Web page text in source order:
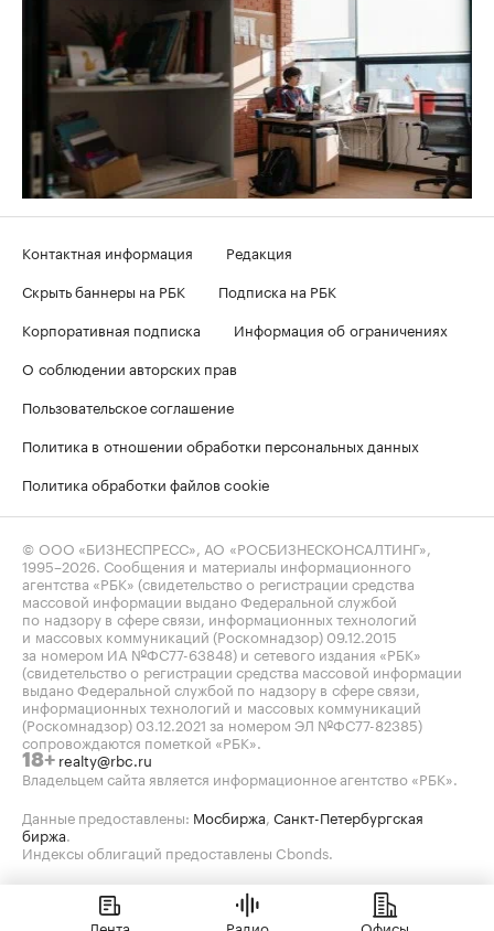
Контактная информация
Редакция
Скрыть баннеры на РБК
Подписка на РБК
Корпоративная подписка
Информация об ограничениях
О соблюдении авторских прав
Пользовательское соглашение
Политика в отношении обработки персональных данных
Политика обработки файлов cookie
© ООО «БИЗНЕСПРЕСС», АО «РОСБИЗНЕСКОНСАЛТИНГ»,
1995–2026 . Сообщения и материалы информационного
агентства «РБК» (свидетельство о регистрации средства
массовой информации выдано Федеральной службой
по надзору в сфере связи, информационных технологий
и массовых коммуникаций (Роскомнадзор) 09.12.2015
за номером ИА №ФС77-63848) и сетевого издания «РБК»
(свидетельство о регистрации средства массовой информации
выдано Федеральной службой по надзору в сфере связи,
информационных технологий и массовых коммуникаций
(Роскомнадзор) 03.12.2021 за номером ЭЛ №ФС77-82385)
сопровождаются пометкой «РБК».
18+ realty@rbc.ru
Владельцем сайта является информационное агентство «РБК».
Данные предоставлены: Мосбиржа Санкт-Петербургская
биржа
Индексы облигаций предоставлены Cbonds.
Лента Радио Офисы